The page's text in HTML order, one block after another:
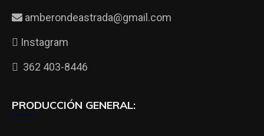
amberondeastrada@gmail.com
Instagram
362 403-8446
PRODUCCIÓN GENERAL: